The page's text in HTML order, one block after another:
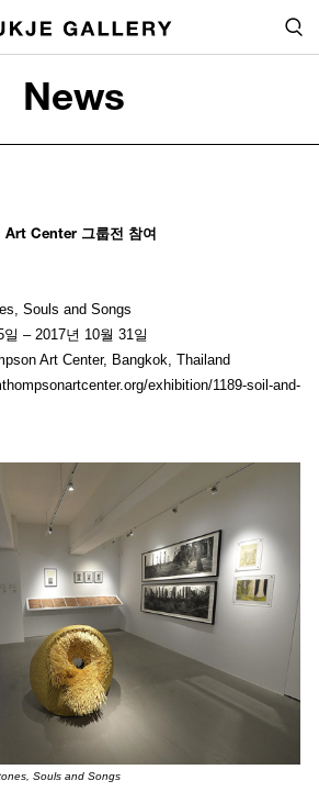
News
Center 그룹전 참여
Souls and Songs
– 2017년 10월 31일
Art Center, Bangkok, Thailand
exhibition/1189-soil-and-
Souls and Songs